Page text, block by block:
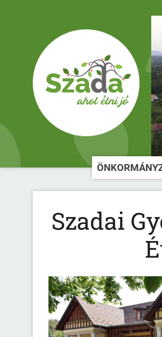
Szadai